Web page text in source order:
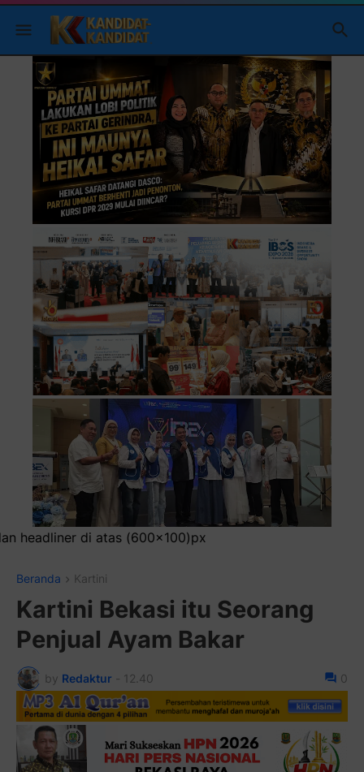
di atas (600x100)px
Beranda Kartini
Kartini Bekasi itu Seorang
Penjual Ayam Bakar
by Redaktur - 12.40 0